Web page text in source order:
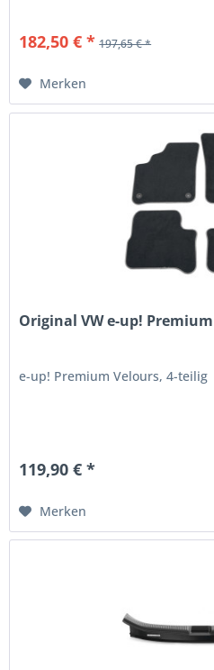
182,50 € * 197,65 € *
Merken
Original VW e-up!
e-up! Premium Velours, 4-teilig
119,90 € *
Merken